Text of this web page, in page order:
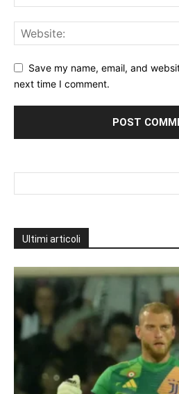
Save my name, email, and
next time I comment.
Ultimi articoli